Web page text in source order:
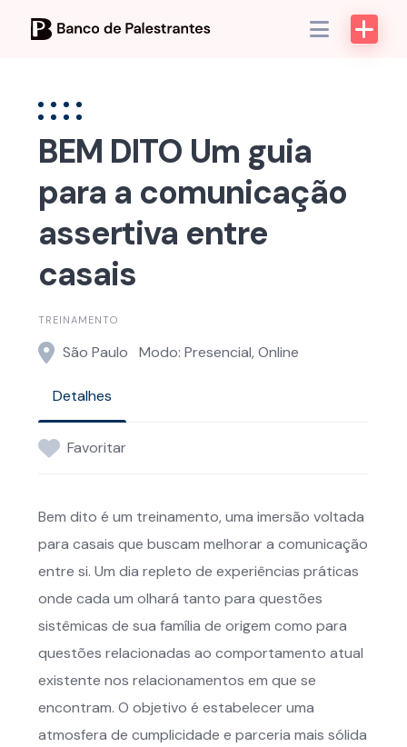
BEM DITO Um guia
para a comunicação
assertiva entre
casais
TREINAMENTO
São Paulo Modo: Presencial, Online
Detalhes
Favoritar
Bem dito é um treinamento, uma imersão voltada
para casais que buscam melhorar a comunicação
entre si. Um dia repleto de experiências práticas
onde cada um olhará tanto para questões
sistêmicas de sua família de origem como para
questões relacionadas ao comportamento atual
existente nos relacionamentos em que se
encontram. O objetivo é estabelecer uma
atmosfera de cumplicidade e parceria mais sólida